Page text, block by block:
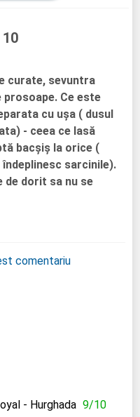
curate, sevuntra
prosoape. Ce este
cu ușa ( dusul
- ceea ce lasă
bacșiș la orice (
sarcinile).
de dorit sa nu se
comentariu
- Hurghada 9/10